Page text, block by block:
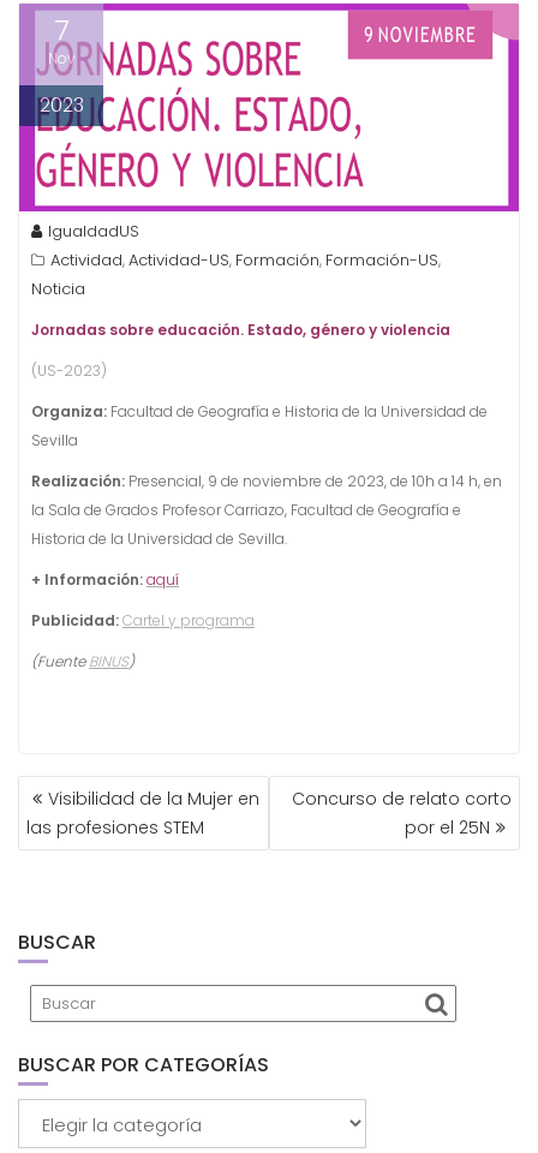
7
Nov
2023
IgualdadUS
Actividad,Actividad-US, Formación, Formación-US,
Noticia
Jornadas sobre educación. Estado, género y violencia
(US-2023)
Organiza: Facultad de Geografía e Historia de la Universidad de
Sevilla
Realización: Presencial, 9 de noviembre de 2023, de 10h a 14 h, en
la Sala de Grados Profesor Carriazo, Facultad de Geografía e
Historia de la Universidad de Sevilla.
+ Información:aquí
Publicidad:Cartel y programa
(FuenteBINUS)
NAVEGACIÓN
DE
ENTRADAS
Visibilidad de la Mujer en
las profesiones STEM
Concurso de relato corto
por el 25N
BUSCAR
BUSCAR POR CATEGORÍAS